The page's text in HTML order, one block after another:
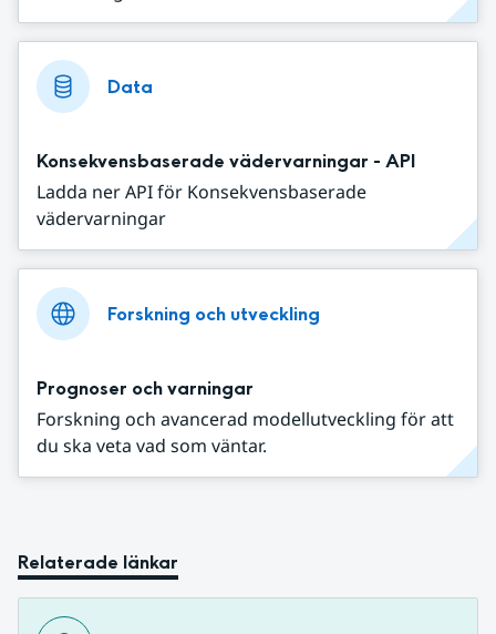
Data
Konsekvensbaserade vädervarningar - API
Ladda ner API för Konsekvensbaserade
vädervarningar
Forskning och utveckling
Prognoser och varningar
Forskning och avancerad modellutveckling för att
du ska veta vad som väntar.
Relaterade länkar